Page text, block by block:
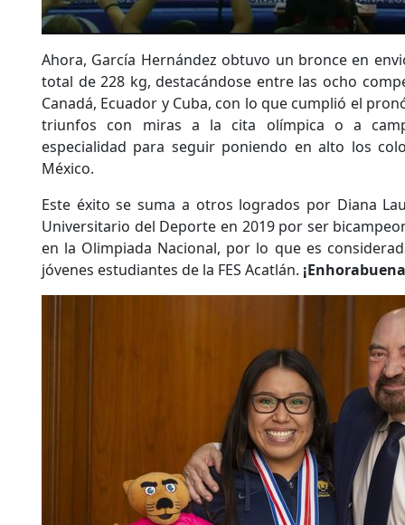
Ahora, García Hernández obtuvo un bronce en
total de 228 kg, destacándose entre las ocho
Canadá, Ecuador y Cuba, con lo que cumplió el
triunfos con miras a la cita olímpica o a
especialidad para seguir poniendo en alto los
México.
Este éxito se suma a otros logrados por Diana
Universitario del Deporte en 2019 por ser
en la Olimpiada Nacional, por lo que es
jóvenes estudiantes de la FES Acatlán.